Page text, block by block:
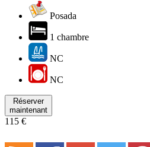
Posada
1 chambre
NC
NC
Réserver
maintenant
115 €